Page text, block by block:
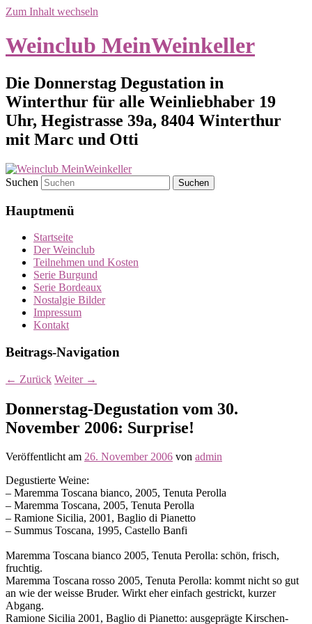
Zum Inhalt wechseln
Weinclub MeinWeinkeller
Die Donnerstag Degustation in
Winterthur für alle Weinliebhaber 19
Uhr, Hegistrasse 39a, 8404 Winterthur
mit Marc und Otti
Suchen
Hauptmenü
Startseite
Der Weinclub
Teilnehmen und Kosten
Serie Burgund
Serie Bordeaux
Nostalgie Bilder
Impressum
Kontakt
Beitrags-Navigation
← Zurück Weiter →
Donnerstag-Degustation vom 30.
November 2006: Surprise!
Veröffentlicht am 26. November 2006 von admin
Degustierte Weine:
– Maremma Toscana bianco, 2005, Tenuta Perolla
– Maremma Toscana, 2005, Tenuta Perolla
– Ramione Sicilia, 2001, Baglio di Pianetto
– Summus Toscana, 1995, Castello Banfi
Maremma Toscana bianco 2005, Tenuta Perolla: schön, frisch,
fruchtig.
Maremma Toscana rosso 2005, Tenuta Perolla: kommt nicht so gut
an wie der weisse Bruder. Wirkt eher einfach gestrickt, kurzer
Abgang.
Ramione Sicilia 2001, Baglio di Pianetto: ausgeprägte Kirschen-